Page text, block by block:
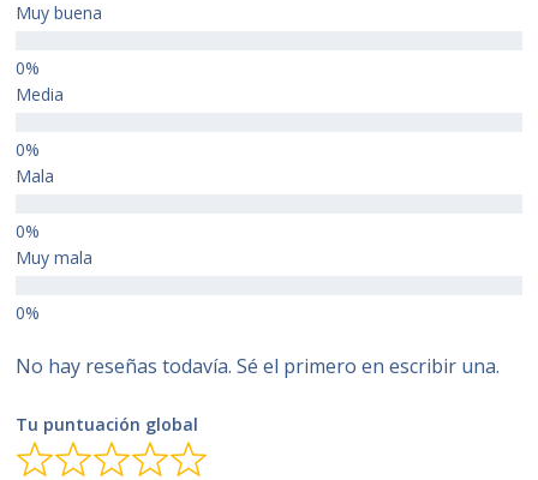
Muy buena
Media
Mala
Muy mala
No hay reseñas todavía. Sé el primero en escribir una.
Tu puntuación global